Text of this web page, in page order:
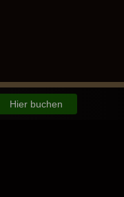
Hier buchen